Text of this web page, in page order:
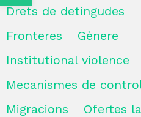
Drets de detingudes
Fronteres
Gènere
Institutional violence
Mecanismes de
Migracions
Ofertes